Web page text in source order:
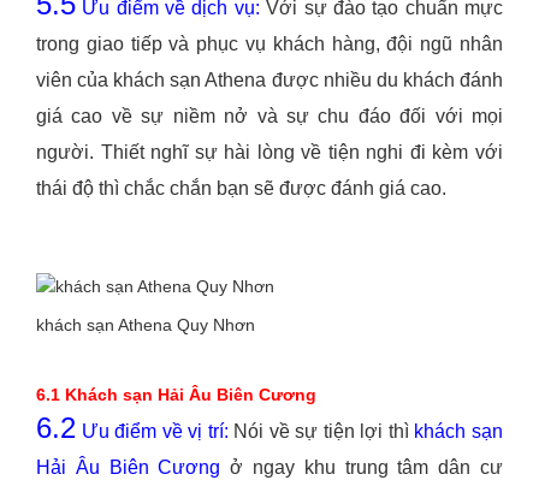
Ưu điểm về dịch vụ: Với sự đào tạo chuẩn mực
trong giao tiếp và phục vụ khách hàng, đội ngũ nhân
viên của khách sạn Athena được nhiều du khách đánh
giá cao về sự niềm nở và sự chu đáo đối với mọi
người. Thiết nghĩ sự hài lòng về tiện nghi đi kèm với
thái độ thì chắc chắn bạn sẽ được đánh giá cao.
khách sạn Athena Quy Nhơn
6.1 Khách sạn Hải Âu Biên Cương
6.2 Ưu điểm về vị trí: Nói về sự tiện lợi thì khách sạn
Hải Âu Biên Cương ở ngay khu trung tâm dân cư